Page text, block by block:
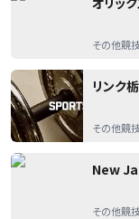
その他競
リンク
その他競
New
その他競